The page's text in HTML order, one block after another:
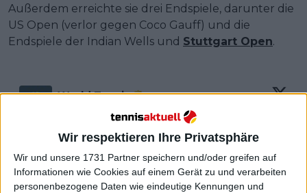
Wir respektieren Ihre Privatsphäre
Wir und unsere 1731 Partner speichern und/oder greifen auf
Informationen wie Cookies auf einem Gerät zu und verarbeiten
personenbezogene Daten wie eindeutige Kennungen und
Außerdem erreichte sie drei Endspiele, darunter die
US Open (verlor gegen Coco Gauff) und die
Endspiele der Indian Wells und Stuttgart Open.
World Tennis
Aryna Sabalenka is an ITF World
Champion for the first time 🌍
Sabalenka's 2023 wrap: bit.ly/3t9TzlN